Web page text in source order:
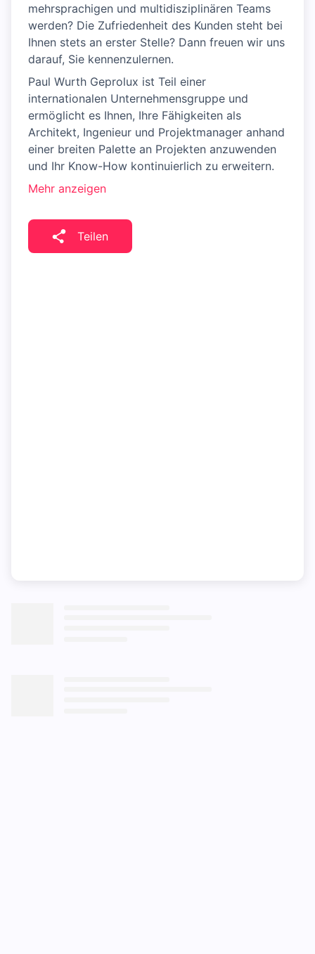
mehrsprachigen und multidisziplinären Teams
werden? Die Zufriedenheit des Kunden steht bei
Ihnen stets an erster Stelle? Dann freuen wir uns
darauf, Sie kennenzulernen.
Paul Wurth Geprolux ist Teil einer
internationalen Unternehmensgruppe und
ermöglicht es Ihnen, Ihre Fähigkeiten als
Architekt, Ingenieur und Projektmanager anhand
einer breiten Palette an Projekten anzuwenden
und Ihr Know-How kontinuierlich zu erweitern.
Mehr anzeigen
Teilen